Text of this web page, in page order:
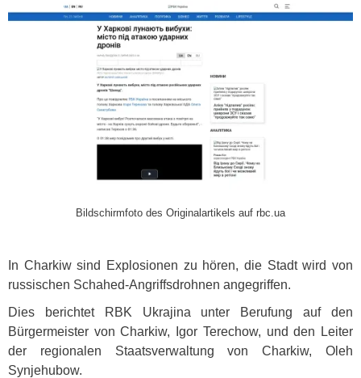
Bildschirmfoto des Originalartikels auf rbc.ua
In Charkiw sind Explosionen zu hören, die Stadt wird von
russischen Schahed-Angriffsdrohnen angegriffen.
Dies berichtet
RBK Ukrajina unter Berufung auf den
Bürgermeister von Charkiw, Igor Terechow, und den Leiter
der regionalen Staatsverwaltung von Charkiw, Oleh
Synjehubow.